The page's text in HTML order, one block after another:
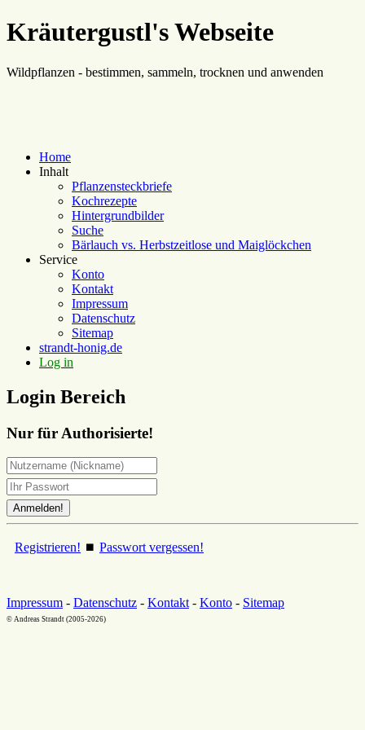
Kräutergustl's Webseite
Wildpflanzen - bestimmen, sammeln, trocknen und anwenden
Home
Inhalt
Pflanzensteckbriefe
Kochrezepte
Hintergrundbilder
Suche
Bärlauch vs. Herbstzeitlose und Maiglöckchen
Service
Konto
Kontakt
Impressum
Datenschutz
Sitemap
strandt-honig.de
Log in
Login Bereich
Nur für Authorisierte!
Registrieren! ⏹ Passwort vergessen!
Impressum - Datenschutz - Kontakt- Konto - Sitemap
© Andreas Strandt (2005-2026)